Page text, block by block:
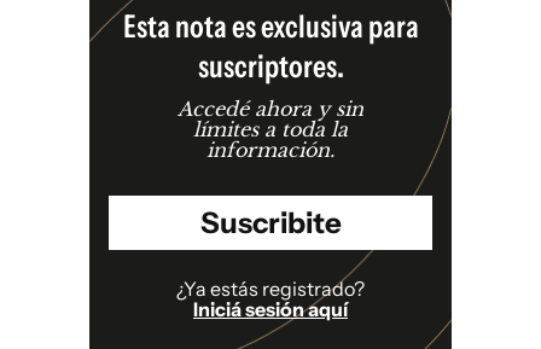
Esta nota es exclusiva para
suscriptores.
Accedé ahora y sin
límites a toda la
información.
Suscribite
¿Ya estás registrado?
Iniciá sesión aquí